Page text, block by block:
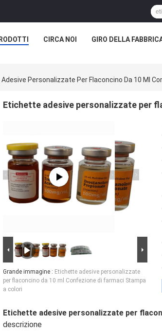
CIRCA NOI GIRO DELLA
Personalizzate Per Flaconcino Da 10 Ml
Etichette adesive personalizzate per
Grande immagine : Etichette adesive personalizzate
per flaconcino da 10 ml Confezione di farmaci Stampa
a colori
Etichette adesive personalizzate per
descrizione